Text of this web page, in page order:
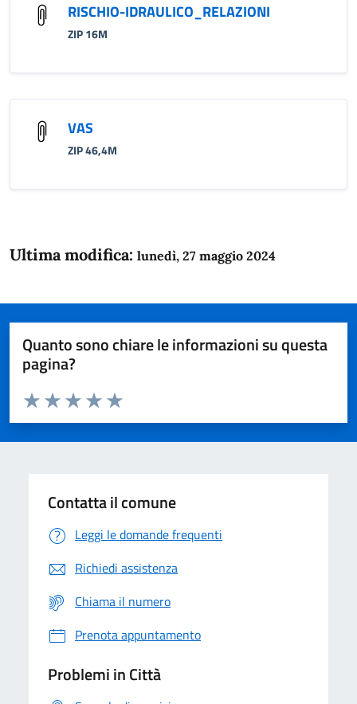
RISCHIO-IDRAULICO_RELAZIONI
ZIP 16M
VAS
ZIP 46,4M
Ultima modifica: lunedì, 27 maggio 2024
Quanto sono chiare le informazioni su questa
pagina?
Domanda
Valuta da 1 a 5 stelle la pagina
Valuta 5 stelle su 5
Valuta 4 stelle su 5
Valuta 3 stelle su 5
Valuta 2 stelle su 5
Valuta 1 stelle su 5
Contatta il comune
Leggi le domande frequenti
Richiedi assistenza
Chiama il numero
Prenota appuntamento
Problemi in Città